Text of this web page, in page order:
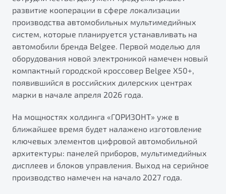
от 1 699 990 ₽*
Обзор В наличии
X70
Универсальный кроссовер
от 2 499 990 ₽*
Подробно
Автомобили в наличии
Тест-драйв
Автокредит
Будьте еще более уверены на дорогах с программой
"Помощь на дорогах"
Преимущества программы
Запись на сервис
Калькулятор ТО
Клиентская поддержка
развитие кооперации в сфере локализации
производства автомобильных мультимедийных
систем, которые планируется устанавливать на
автомобили бренда Belgee. Первой моделью для
оборудования новой электроникой намечен новый
компактный городской кроссовер Belgee X50+,
появившийся в российских дилерских центрах
марки в начале апреля 2026 года.
На мощностях холдинга «ГОРИЗОНТ» уже в
ближайшее время будет налажено изготовление
ключевых элементов цифровой автомобильной
архитектуры: панелей приборов, мультимедийных
дисплеев и блоков управления. Выход на серийное
производство намечен на начало 2027 года.